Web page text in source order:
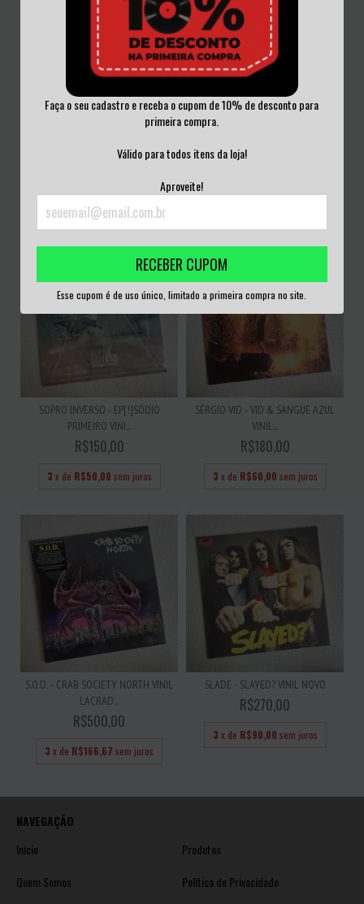
Faça o seu cadastro e receba o cupom de 10% de desconto para
primeira compra.
Válido para todos itens da loja!
Aproveite!
RECEBER CUPOM
Esse cupom é de uso único, limitado a primeira compra no site.
VINIL NOISE...
SOPRO INVERSO - EP[!]SÓDIO
PRIMEIRO VINI...
R$150,00
3 x de R$50,00 sem juros
SÉRGIO VID - VID & SANGUE AZUL
VINIL...
R$180,00
3 x de R$60,00 sem juros
S.O.D. - CRAB SOCIETY NORTH VINIL
LACRAD...
R$500,00
3 x de R$166,67 sem juros
SLADE - SLAYED? VINIL NOVO
R$270,00
3 x de R$90,00 sem juros
NAVEGAÇÃO
Início
Produtos
Quem Somos
Política de Privacidade